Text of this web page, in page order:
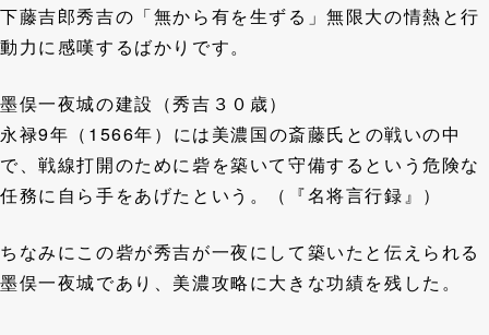
下藤吉郎秀吉の「無から有を生ずる」無限大の情熱と行
動力に感嘆するばかりです。
墨俣一夜城の建設（秀吉３０歳）
永禄9年（1566年）には美濃国の斎藤氏との戦いの中
で、戦線打開のために砦を築いて守備するという危険な
任務に自ら手をあげたという。（『名将言行録』）
ちなみにこの砦が秀吉が一夜にして築いたと伝えられる
墨俣一夜城であり、美濃攻略に大きな功績を残した。